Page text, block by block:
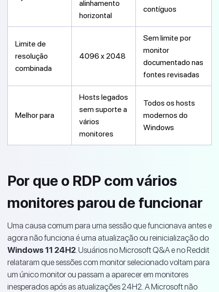
alinhamento
horizontal
contíguos
Limite de
resolução
combinada
4096 x 2048
Sem limite por
monitor
documentado nas
fontes revisadas
Melhor para
Hosts legados
sem suporte a
vários
monitores
Todos os hosts
modernos do
Windows
Por que o RDP com vários
monitores parou de funcionar
Uma causa comum para uma sessão que funcionava antes e
agora não funciona é uma atualização ou reinicialização do
Windows 11 24H2 . Usuários no Microsoft Q&A e no Reddit
relataram que sessões com monitor selecionado voltam para
um único monitor ou passam a aparecer em monitores
inesperados após as atualizações 24H2. A Microsoft não